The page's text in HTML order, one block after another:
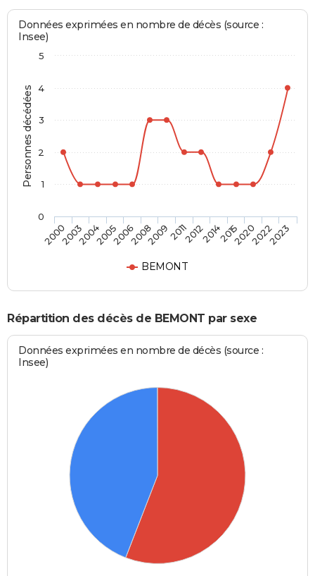
Personnes décédées
Données exprimées en nombre de décès (source :
Insee)
BEMONT
20002003200420052006200820092011201220142015202020222023
0
1
2
3
4
5
Répartition des décès de BEMONT par sexe
Données exprimées en nombre de décès (source :
Insee)